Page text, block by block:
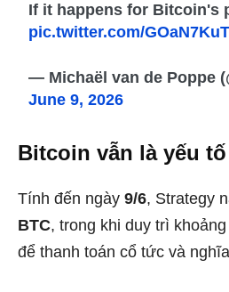
If it happens for Bitcoin's
pic.twitter.com/
— Michaël van de Poppe
June 9, 2026
Bitcoin vẫn là yếu
Tính đến ngày 9/6, Strategy
BTC, trong khi duy trì khoảng
để thanh toán cổ tức và